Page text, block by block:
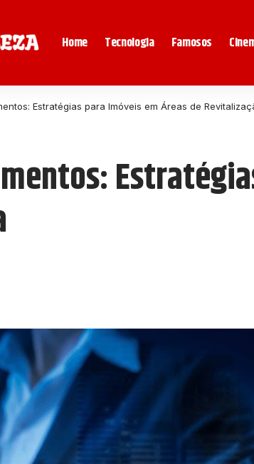
Home Tecnologia Famosos
Estratégias para Imóveis em Áreas de